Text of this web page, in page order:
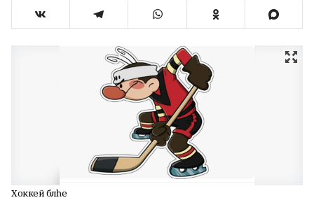
Хоккей бәләһе